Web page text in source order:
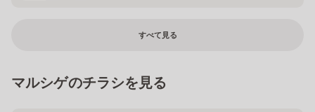
すべて見る
マルシゲのチラシを見る